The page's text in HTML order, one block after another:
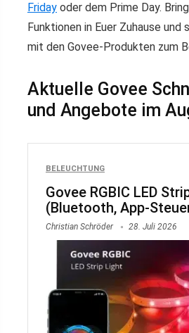
Friday oder dem Prime Day.
Funktionen in Euer Zuhause
mit den Govee-Produkten zum
Aktuelle Govee
und Angebote im
BELEUCHTUNG
Govee RGBIC LED
(Bluetooth, App-
Christian Schröder 28. Juli 2026